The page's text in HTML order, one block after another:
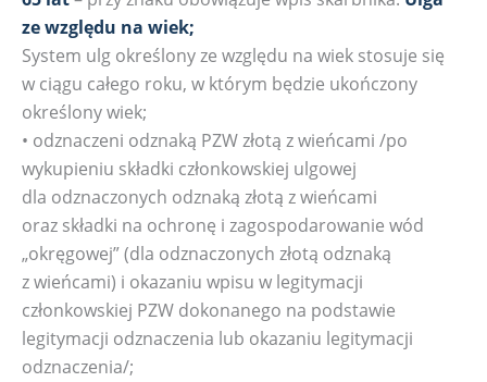
ze względu na wiek;
System ulg określony ze względu na wiek stosuje się
w ciągu całego roku, w którym będzie ukończony
określony wiek;
• odznaczeni odznaką PZW złotą z wieńcami /po
wykupieniu składki członkowskiej ulgowej
dla odznaczonych odznaką złotą z wieńcami
oraz składki na ochronę i zagospodarowanie wód
„okręgowej” (dla odznaczonych złotą odznaką
z wieńcami) i okazaniu wpisu w legitymacji
członkowskiej PZW dokonanego na podstawie
legitymacji odznaczenia lub okazaniu legitymacji
odznaczenia/;